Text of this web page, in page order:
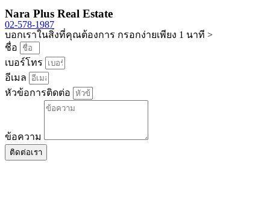
Nara Plus Real Estate
02-578-1987
บอกเราในสิ่งที่คุณต้องการ กรอกง่ายเพียง 1 นาที >
ชื่อ
เบอร์โทร
อีเมล
หัวข้อการติดต่อ
ข้อความ
ติดต่อเรา